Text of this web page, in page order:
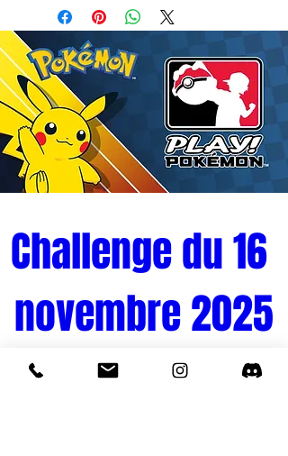
Dans un ensemble à la mode de la
collection Disney Couture de Force
d'Enesco, POP ! Sally est prête à être
réunie avec Jack Skellington dans votre
ensemble Disney !
Challenge du 16
novembre 2025
Tournoi Pokémon